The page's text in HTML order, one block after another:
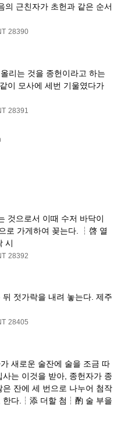
의 근친자가 초헌과 같은 순서
28390
리는 것을 종헌이라고 하는
이 모사에 세번 기울였다가
28391
것으로서 이때 수저 바닥이
로 가게하여 꽂는다. ┆啓 열
시
28392
젓가락을 내려 놓는다. 제주
28405
새로운 술잔에 술을 조금 따
는 이것을 받아, 종헌자가 종
잔에 세 번으로 나누어 첨작
한다.┆添 더할 첨┆酌 술 부을